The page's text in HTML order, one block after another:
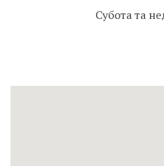
Субота та